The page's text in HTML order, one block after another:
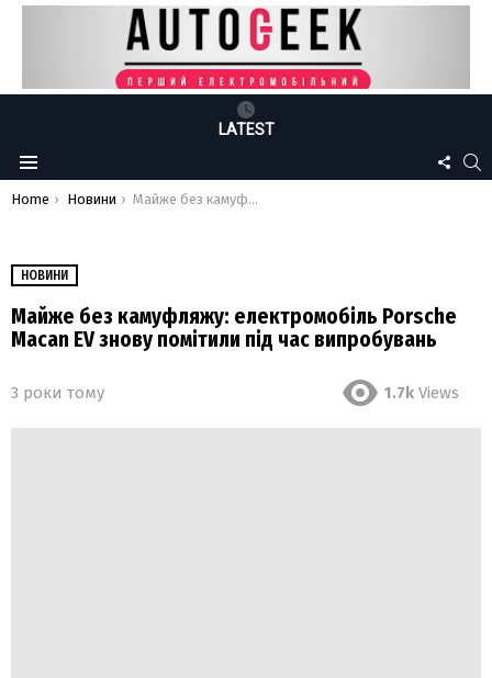
LATEST
Menu
US
You are here:
Home Новини Майже без камуфляжу: електромобіль Porsche Macan EV знову помітили під час випробувань
НОВИНИ
Майже без камуфляжу: електромобіль Porsche
Macan EV знову помітили під час випробувань
3 роки тому 1.7k Views